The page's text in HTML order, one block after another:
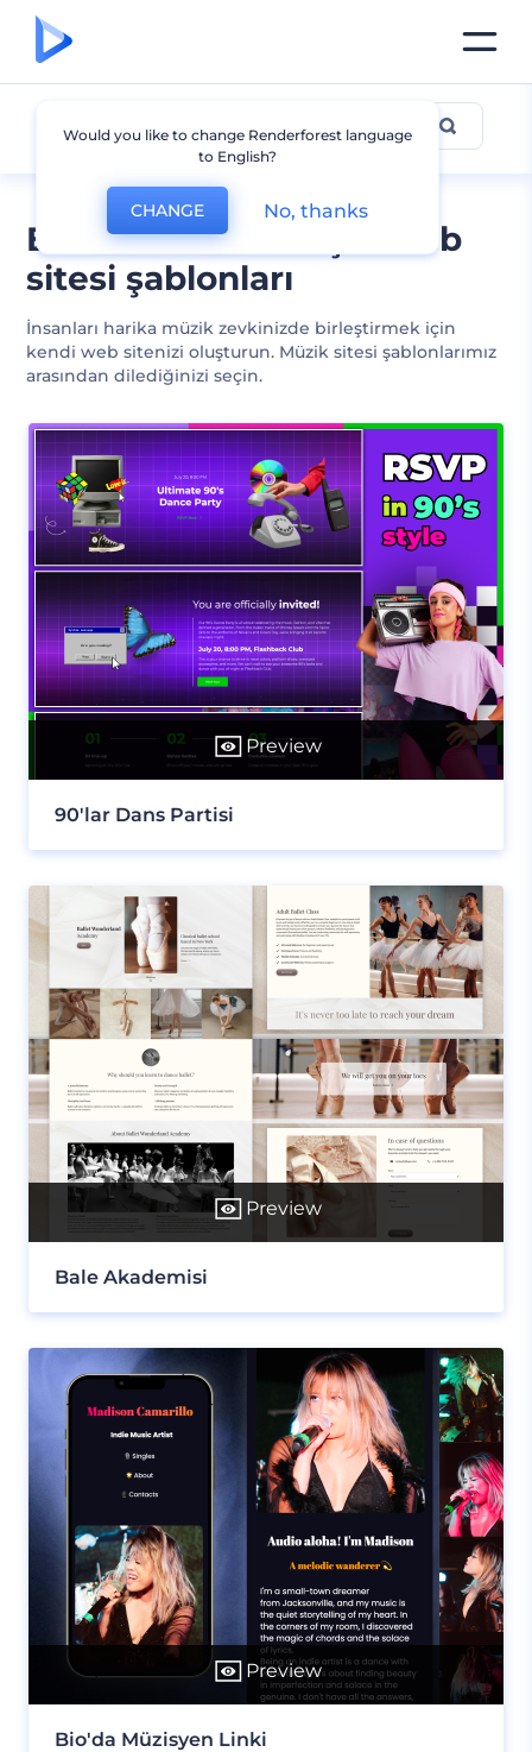
En tarz müzikler için web
sitesi şablonları
İnsanları harika müzik zevkinizde birleştirmek için
kendi web sitenizi oluşturun. Müzik sitesi şablonlarımız
arasından dilediğinizi seçin.
Müzik
Preview
90'lar Dans Partisi
Preview
Bale Akademisi
Preview
Bio'da Müzisyen Linki
Would you like to change Renderforest language
to English?
CHANGE No, thanks